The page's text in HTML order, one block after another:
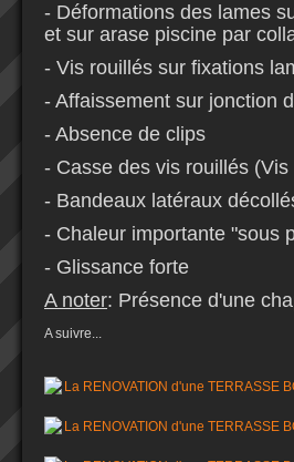
- Déformations des lames
et sur arase piscine par
- Vis rouillés sur fixations
- Affaissement sur jonction
- Absence de clips
- Casse des vis rouillés
- Bandeaux latéraux
- Chaleur importante "sous
- Glissance forte
A noter: Présence d'une
A suivre...